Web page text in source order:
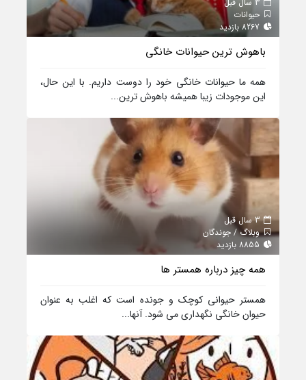
حیوانات
باهوش ترین حیوانات خانگی
همه ما حیوانات خانگی خود را دوست داریم. با این حال،
این موجودات زیبا همیشه باهوش ترین...
3 سال قبل
وبلاگ / جوندگان
همه چیز درباره همستر ها
همستر حیوانی کوچک و جونده است که اغلب به عنوان
حیوان خانگی نگهداری می شود. آنها...